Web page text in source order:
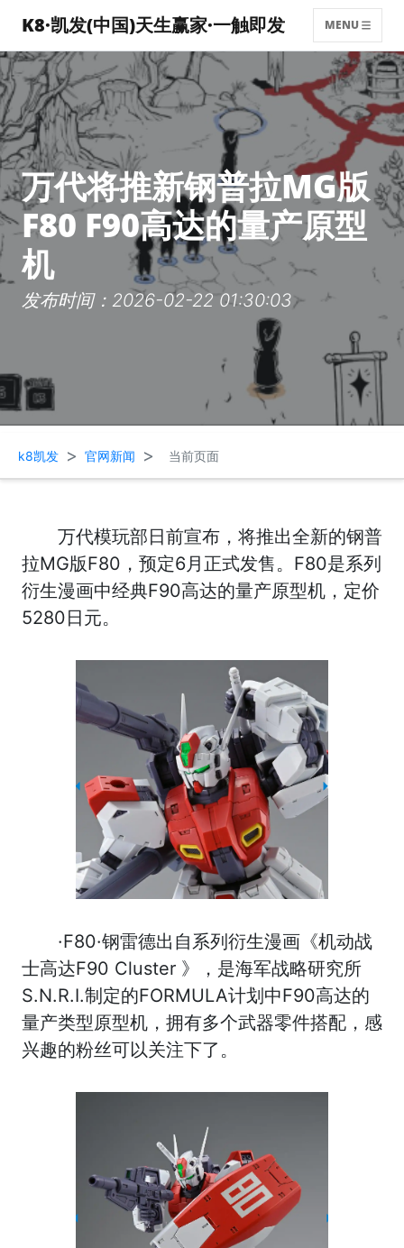
K8·凯发(中国)天生赢家·一触即发 MENU
万代将推新钢普拉MG版
F80 F90高达的量产原型
机
发布时间：2026-02-22 01:30:03
k8凯发 > 官网新闻 > 当前页面
万代模玩部日前宣布，将推出全新的钢普
拉MG版F80，预定6月正式发售。F80是系列
衍生漫画中经典F90高达的量产原型机，定价
5280日元。
·F80·钢雷德出自系列衍生漫画《机动战
士高达F90 Cluster 》，是海军战略研究所
S.N.R.I.制定的FORMULA计划中F90高达的
量产类型原型机，拥有多个武器零件搭配，感
兴趣的粉丝可以关注下了。